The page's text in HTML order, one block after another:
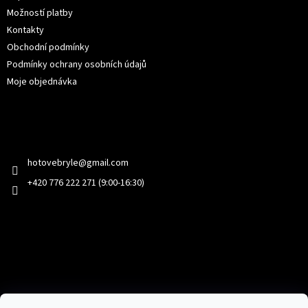
Možností platby
Kontakty
Obchodní podmínky
Podmínky ochrany osobních údajů
Moje objednávka
hotovebryle@gmail.com
+420 776 222 271 (9:00-16:30)